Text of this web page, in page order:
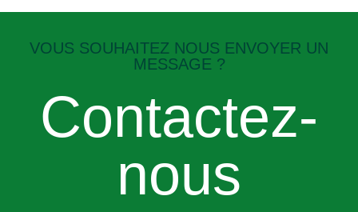
VOUS SOUHAITEZ NOUS ENVOYER UN
MESSAGE ?
Contactez-
nous